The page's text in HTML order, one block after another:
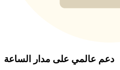
دعم عالمي على مدار الساعة